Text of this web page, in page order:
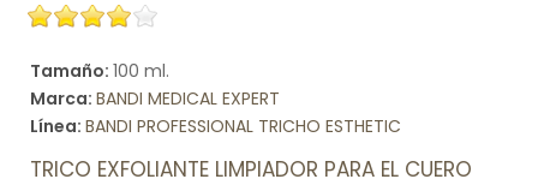
Tamaño: 100 ml.
Marca: BANDI MEDICAL EXPERT
Línea: BANDI PROFESSIONAL TRICHO ESTHETIC
TRICO EXFOLIANTE LIMPIADOR PARA EL CUERO